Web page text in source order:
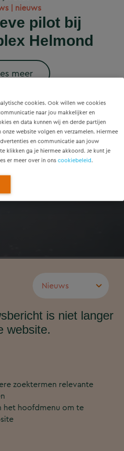
cookies. Ook willen we cookies
naar jou makkelijker en
en data kunnen wij en derde partijen
website volgen en verzamelen. Hiermee
en communicatie aan jouw
klikken ga je hiermee akkoord. Je kunt je
er meer over in ons cookiebeleid.
straks
op het
meer
| nieuws
pilot bij
Helmond
meer
onnodige
van
tunnel
inzicht voor
voor
regie
in
betekent
is niet langer
website.
zoektermen relevante
het hoofdmenu om te